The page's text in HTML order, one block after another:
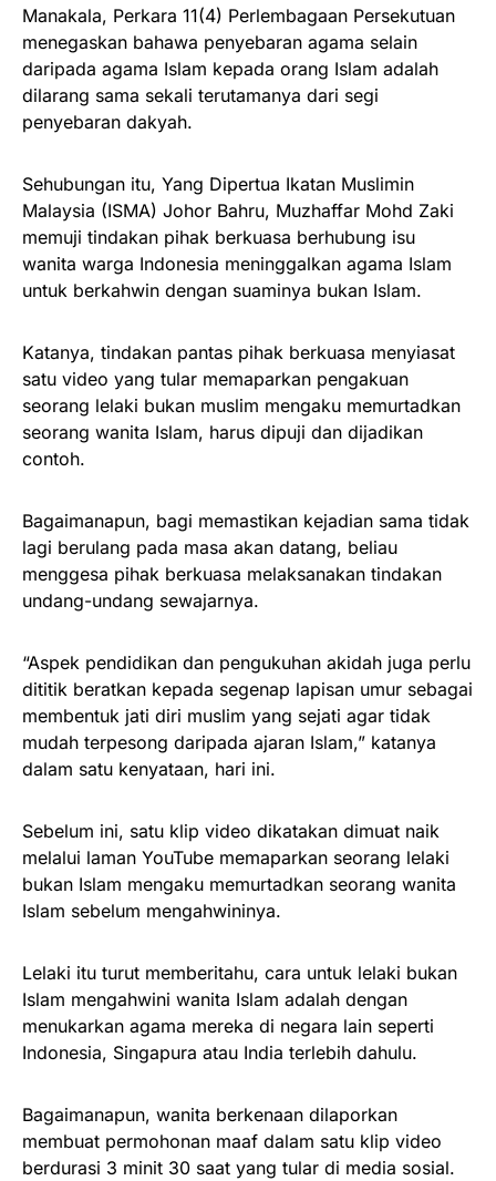
Manakala, Perkara 11(4) Perlembagaan Persekutuan
menegaskan bahawa penyebaran agama selain
daripada agama Islam kepada orang Islam adalah
dilarang sama sekali terutamanya dari segi
penyebaran dakyah.
Sehubungan itu, Yang Dipertua Ikatan Muslimin
Malaysia (ISMA) Johor Bahru, Muzhaffar Mohd Zaki
memuji tindakan pihak berkuasa berhubung isu
wanita warga Indonesia meninggalkan agama Islam
untuk berkahwin dengan suaminya bukan Islam.
Katanya, tindakan pantas pihak berkuasa menyiasat
satu video yang tular memaparkan pengakuan
seorang lelaki bukan muslim mengaku memurtadkan
seorang wanita Islam, harus dipuji dan dijadikan
contoh.
Bagaimanapun, bagi memastikan kejadian sama tidak
lagi berulang pada masa akan datang, beliau
menggesa pihak berkuasa melaksanakan tindakan
undang-undang sewajarnya.
“Aspek pendidikan dan pengukuhan akidah juga perlu
dititik beratkan kepada segenap lapisan umur sebagai
membentuk jati diri muslim yang sejati agar tidak
mudah terpesong daripada ajaran Islam,” katanya
dalam satu kenyataan, hari ini.
Sebelum ini, satu klip video dikatakan dimuat naik
melalui laman YouTube memaparkan seorang lelaki
bukan Islam mengaku memurtadkan seorang wanita
Islam sebelum mengahwininya.
Lelaki itu turut memberitahu, cara untuk lelaki bukan
Islam mengahwini wanita Islam adalah dengan
menukarkan agama mereka di negara lain seperti
Indonesia, Singapura atau India terlebih dahulu.
Bagaimanapun, wanita berkenaan dilaporkan
membuat permohonan maaf dalam satu klip video
berdurasi 3 minit 30 saat yang tular di media sosial.